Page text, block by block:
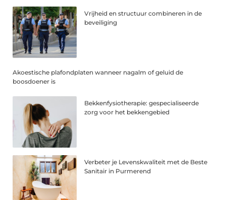
Vrijheid en structuur combineren in de
beveiliging
Akoestische plafondplaten wanneer nagalm of geluid de
boosdoener is
Bekkenfysiotherapie: gespecialiseerde
zorg voor het bekkengebied
Verbeter je Levenskwaliteit met de Beste
Sanitair in Purmerend